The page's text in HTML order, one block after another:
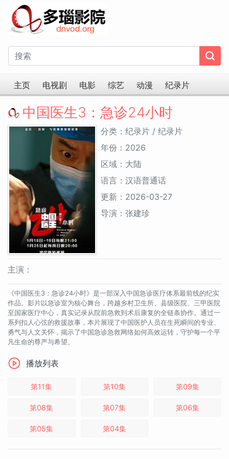
主页 电视剧 电影 综艺 动漫 纪录片
中国医生3：急诊24小时
分类：纪录片 / 纪录片
年份：2026
区域：大陆
语言：汉语普通话
更新：2026-03-27
导演：张建珍
主演：
《中国医生3：急诊24小时》是一部深入中国急诊医疗体系最前线的纪实
作品。影片以急诊室为核心舞台，跨越乡村卫生所、县级医院、三甲医院
至国家医疗中心，真实记录从院前急救到术后康复的全链条协作。通过一
系列扣人心弦的救援故事，本片展现了中国医护人员在生死瞬间的专业、
勇气与人文关怀，揭示了中国急诊急救网络如何高效运转，守护每一个平
凡生命的尊严与希望。
播放列表
第11集 第10集 第09集
第08集 第07集 第06集
第05集 第04集